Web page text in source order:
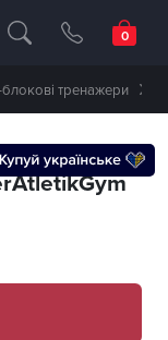
обладнання
тренажери